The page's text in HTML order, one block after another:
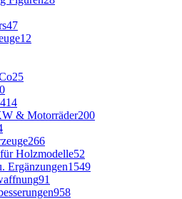
47
12
25
& Motorräder200
266
Holzmodelle52
Ergänzungen1549
91
958